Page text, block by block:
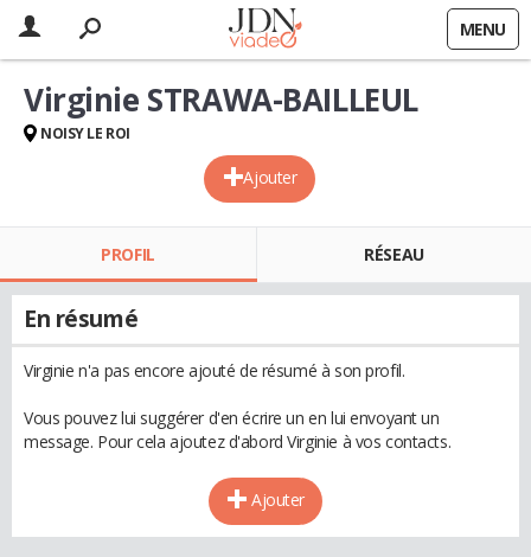
MENU
Ajouter
Virginie STRAWA-BAILLEUL
NOISY LE ROI
PROFIL RÉSEAU
En résumé
Virginie n'a pas encore ajouté de résumé à son profil.
Vous pouvez lui suggérer d'en écrire un en lui envoyant un
message. Pour cela ajoutez d'abord Virginie à vos contacts.
Ajouter